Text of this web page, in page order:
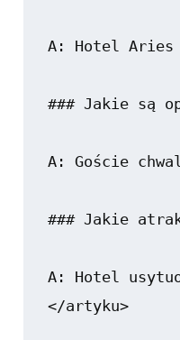
A: Hotel Aries
### Jakie są
A: Goście
### Jakie
A: Hotel